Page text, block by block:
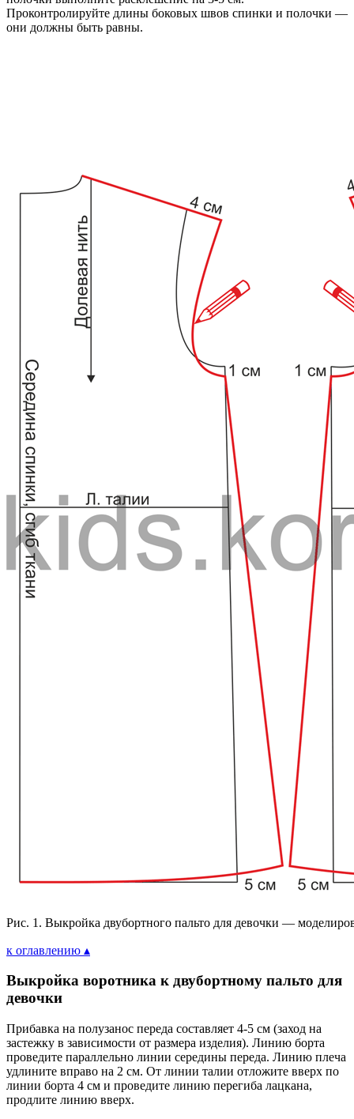
Проконтролируйте длины боковых швов спинки и полочки —
они должны быть равны.
Рис. 1. Выкройка двубортного пальто для девочки —
к оглавлению ▴
Выкройка воротника к двубортному пальто для
девочки
Прибавка на полузанос переда составляет 4-5 см (заход на
застежку в зависимости от размера изделия). Линию борта
проведите параллельно линии середины переда. Линию плеча
удлините вправо на 2 см. От линии талии отложите вверх по
линии борта 4 см и проведите линию перегиба лацкана,
продлите линию вверх.